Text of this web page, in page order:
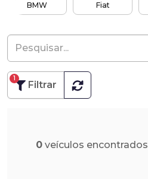
BMW Fiat
Filtrar
1
0 veículos encontrados